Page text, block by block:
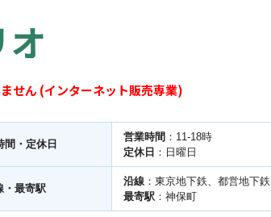
せん (インターネット販売専業)
・定休日
営業時間 ：11-18時
定休日 ：日曜日
最寄駅
沿線 ：東京地下鉄、都営地下鉄
最寄駅 ：神保町